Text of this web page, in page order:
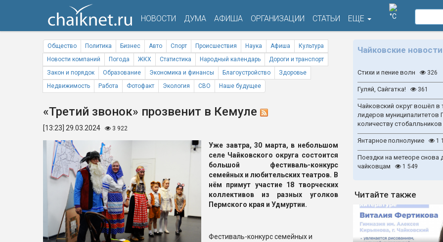
НОВОСТИ ДУМА АФИША ОРГАНИЗАЦИИ СТАТЬИ ЕЩЕ °C
Общество Политика Бизнес Авто Спорт Происшествия Наука Афиша
Культура
Новости компаний
Погода ЖКХ Статистика Народный календарь
Дороги и транспорт
Закон и порядок
Образование Экономика и финансы Благоустройство
Здоровье
Недвижимость
Работа Фотофакт Экология СВО Наше будущее
«Третий звонок» прозвенит в Кемуле
[13:23] 29.03.2024 3 922
Уже завтра, 30 марта, в небольшом
селе Чайковского округа состоится
большой фестиваль-конкурс
семейных и любительских театров. В
нём примут участие 18 творческих
коллективов из разных уголков
Пермского края и Удмуртии.
Фестиваль-конкурс семейных и
Чайковские новости
Стихи и пение волн 326
Гуляй, Сайгатка! 361
Чайковский округ вошёл в
лидеров муниципалитетов
количеству
Янтарное полнолуние 1
Поездки на метеоре снова
чайковцам
1 549
Читайте также